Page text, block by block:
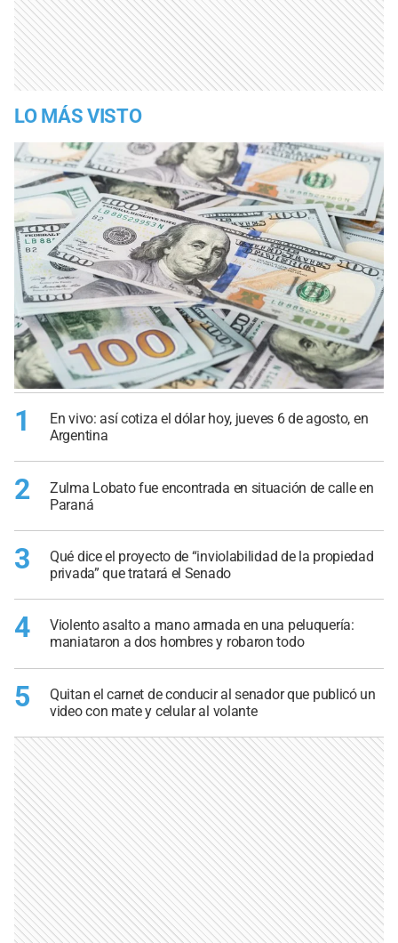
LO MÁS VISTO
1
En vivo: así cotiza el dólar hoy, jueves 6 de agosto, en
Argentina
2
Zulma Lobato fue encontrada en situación de calle en
Paraná
3
Qué dice el proyecto de “inviolabilidad de la propiedad
privada” que tratará el Senado
4
Violento asalto a mano armada en una peluquería:
maniataron a dos hombres y robaron todo
5
Quitan el carnet de conducir al senador que publicó un
video con mate y celular al volante